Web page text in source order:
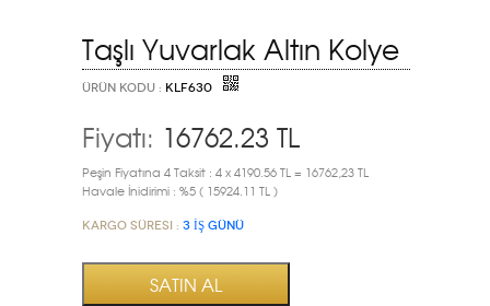
Taşlı Yuvarlak Altın Kolye
ÜRÜN KODU : KLF630
Fiyatı: 16762.23 TL
Peşin Fiyatına 4 Taksit : 4 x 4190.56 TL = 16762,23 TL
Havale İnidirimi : %5 ( 15924.11 TL )
Kargo Süresi : 3 İŞ GÜNÜ